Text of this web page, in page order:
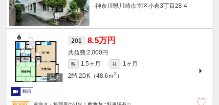
神奈川県川崎市幸区小倉3丁目28-4
201 8.5万円
2,000円
敷 1.5ヶ月 礼
1ヶ月
2階 2DK（48.6ｍ2 ）
動画